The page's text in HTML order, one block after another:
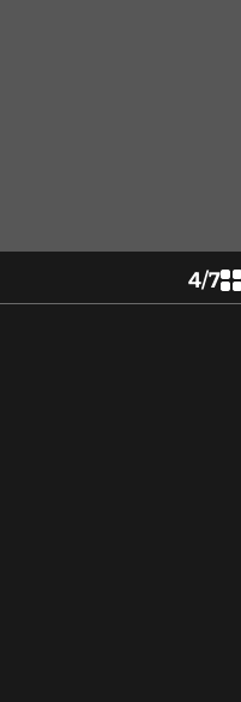
4/7